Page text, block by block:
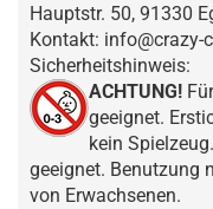
Hauptstr. 50, 91330
Kontakt: info@crazy-
Sicherheitshinweis:
ACHTUNG!
geeignet.
kein
geeignet. Benutzung
von Erwachsenen.